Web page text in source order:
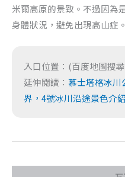
米爾高原的景致。不過因為
身體狀況，避免出現高山症。
入口位置：(百度地圖搜
延伸閱讀： 慕士塔格冰
界，4號冰川沿途景色介紹